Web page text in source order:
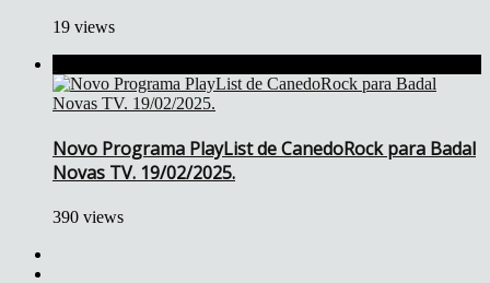
19 views
Novo Programa PlayList de CanedoRock para Badal
Novas TV. 19/02/2025.
390 views